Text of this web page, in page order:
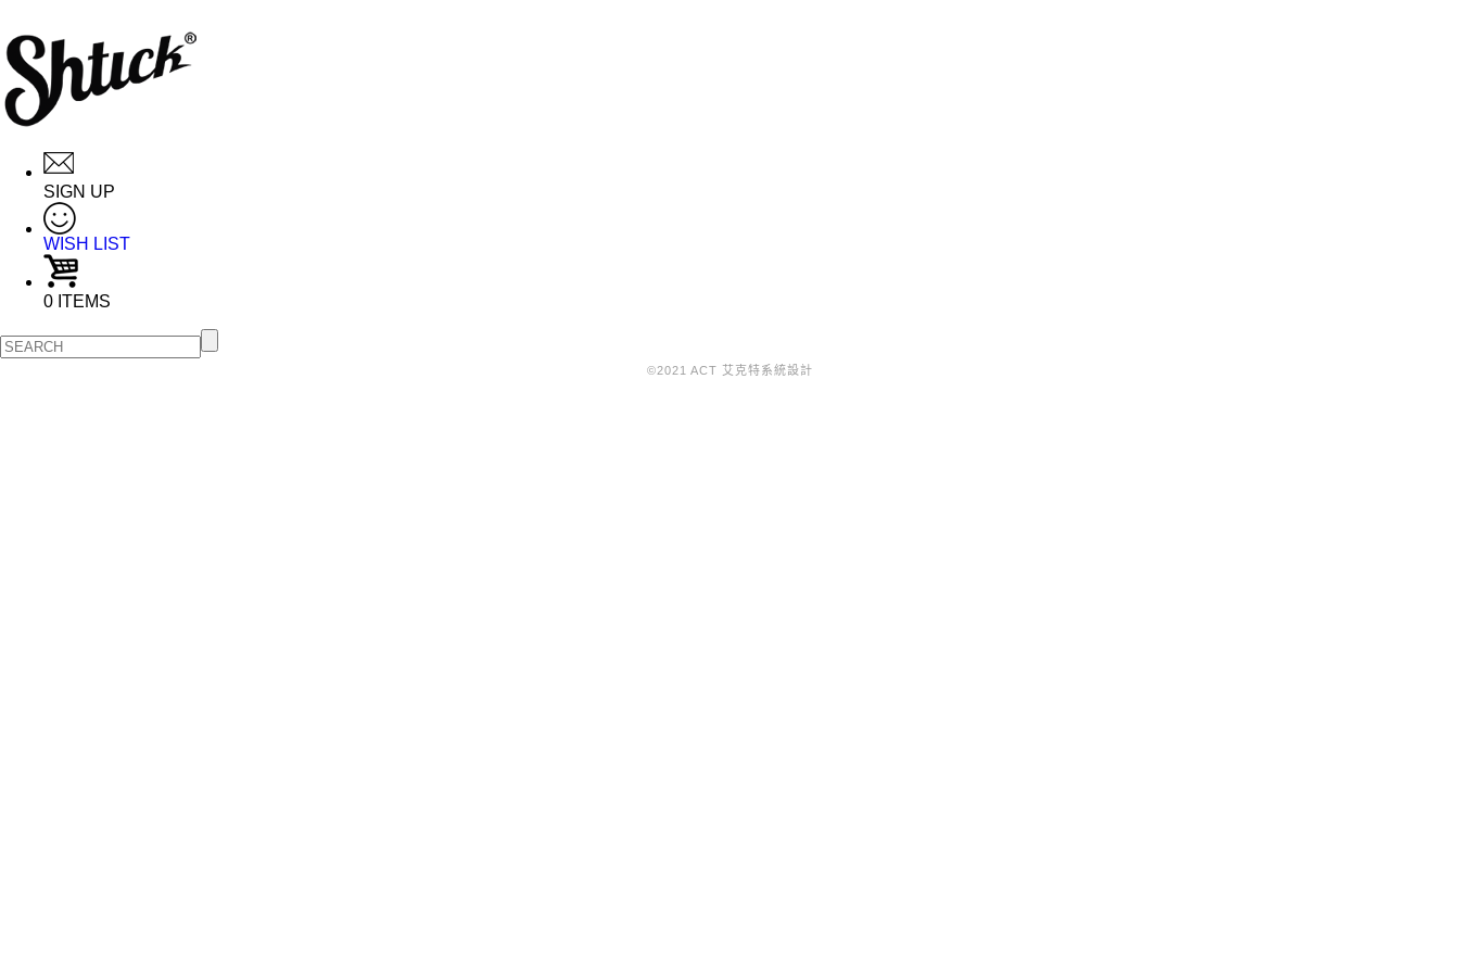
SIGN UP
WISH LIST
0 ITEMS
©2021 ACT 艾克特系統設計